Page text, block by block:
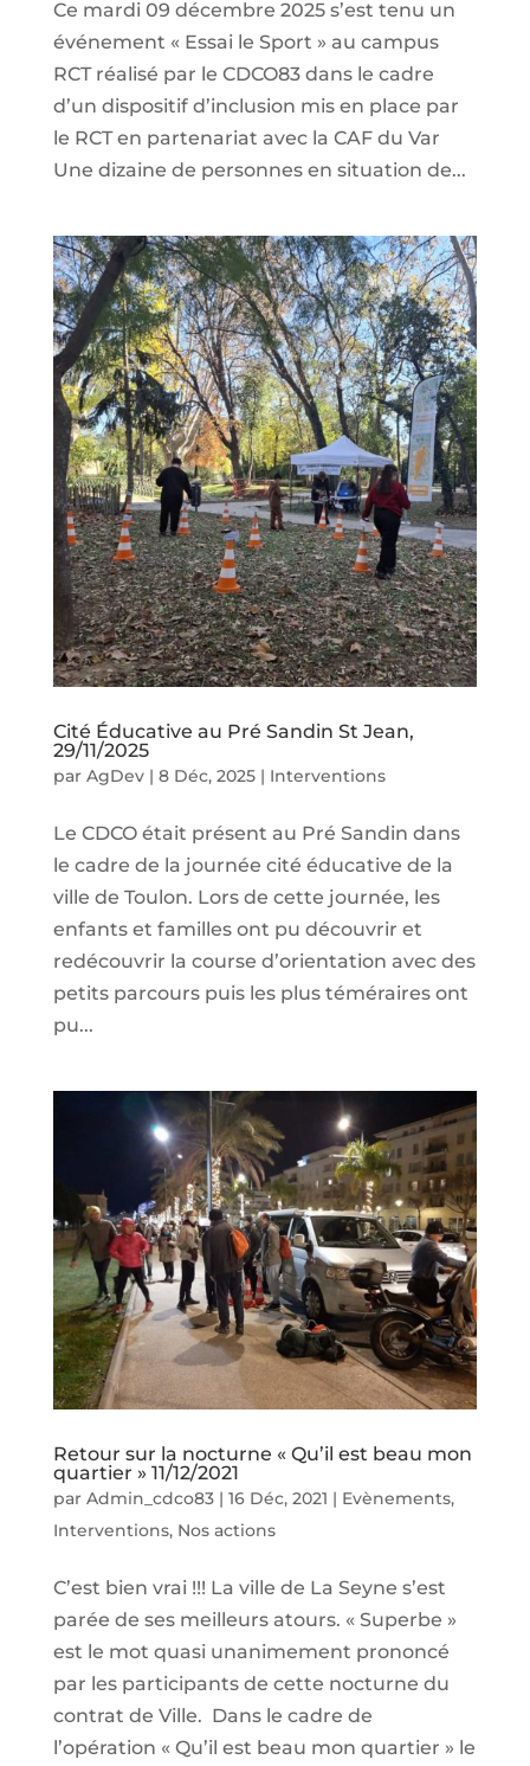
Ce mardi 09 décembre 2025 s’est tenu un
événement « Essai le Sport » au campus
RCT réalisé par le CDCO83 dans le cadre
d’un dispositif d’inclusion mis en place par
le RCT en partenariat avec la CAF du Var
Une dizaine de personnes en situation de...
Cité Éducative au Pré Sandin St Jean,
29/11/2025
par AgDev| 8 Déc, 2025| Interventions
Le CDCO était présent au Pré Sandin dans
le cadre de la journée cité éducative de la
ville de Toulon. Lors de cette journée, les
enfants et familles ont pu découvrir et
redécouvrir la course d’orientation avec des
petits parcours puis les plus téméraires ont
pu...
Retour sur la nocturne « Qu’il est beau mon
quartier » 11/12/2021
par Admin_cdco83| 16 Déc, 2021 | Evènements,
Interventions, Nos actions
C’est bien vrai !!! La ville de La Seyne s’est
parée de ses meilleurs atours. « Superbe »
est le mot quasi unanimement prononcé
par les participants de cette nocturne du
contrat de Ville. Dans le cadre de
l’opération « Qu’il est beau mon quartier » le